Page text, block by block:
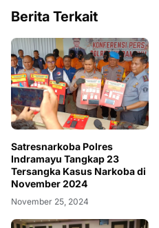
Berita Terkait
Satresnarkoba Polres
Indramayu Tangkap 23
Tersangka Kasus Narkoba di
November 2024
November 25, 2024